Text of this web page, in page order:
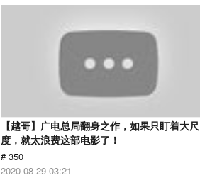
【越哥】广电总局翻身之作，如果只盯着大尺
度，就太浪费这部电影了！
# 350
2020-08-29 03:21